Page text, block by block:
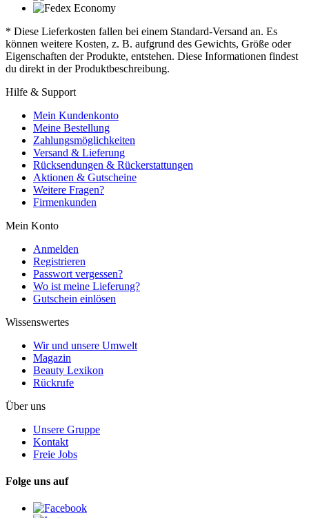
* Diese Lieferkosten fallen bei einem Standard-Versand an. Es
können weitere Kosten, z. B. aufgrund des Gewichts, Größe oder
Eigenschaften der Produkte, entstehen. Diese Informationen findest
du direkt in der Produktbeschreibung.
Hilfe & Support
Mein Kundenkonto
Meine Bestellung
Zahlungsmöglichkeiten
Versand & Lieferung
Rücksendungen & Rückerstattungen
Aktionen & Gutscheine
Weitere Fragen?
Firmenkunden
Mein Konto
Anmelden
Registrieren
Passwort vergessen?
Wo ist meine Lieferung?
Gutschein einlösen
Wissenswertes
Wir und unsere Umwelt
Magazin
Beauty Lexikon
Rückrufe
Über uns
Unsere Gruppe
Kontakt
Freie Jobs
Folge uns auf